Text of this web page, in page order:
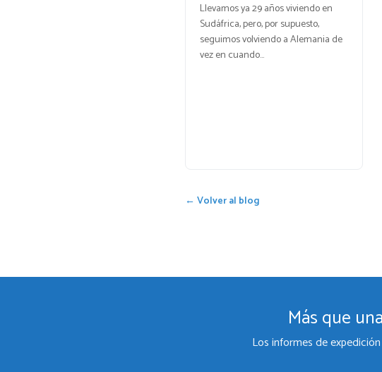
Llevamos ya 29 años viviendo en
Sudáfrica, pero, por supuesto,
seguimos volviendo a Alemania de
vez en cuando…
← Volver al blog
Más que
Los informes de